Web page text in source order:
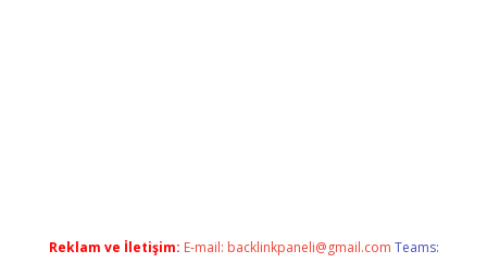
Reklam ve İletişim: E-mail: backlinkpaneli@gmail.com Teams: